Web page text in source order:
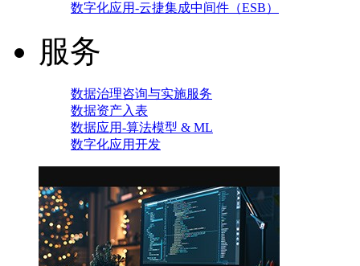
数字化应用-云捷集成中间件（ESB）
服务
数据治理咨询与实施服务
数据资产入表
数据应用-算法模型 & ML
数字化应用开发